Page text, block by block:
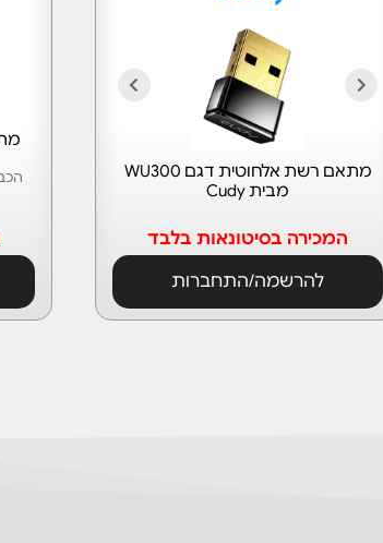
מתאם רשת אלחוטית דגם WU300
מבית Cudy
המכירה בסיטונאות בלבד
להרשמה/התחברות